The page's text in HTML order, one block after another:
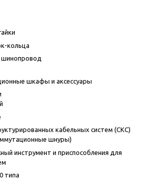
кольца
шкафы и аксессуары
кабельных систем (СКС)
шнуры)
инструмент и приспособления для
типа